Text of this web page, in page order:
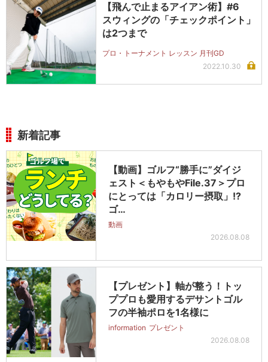
【飛んで止まるアイアン術】#6
スウィングの「チェックポイント」
は2つまで
プロ・トーナメント レッスン 月刊GD
2022.10.30
新着記事
【動画】ゴルフ“勝手に”ダイジ
ェスト＜もやもやFile.37＞プロ
にとっては「カロリー摂取」!?
ゴ…
動画
2026.08.08
【プレゼント】軸が整う！トッ
ププロも愛用するデサントゴル
フの半袖ポロを1名様に
information プレゼント
2026.08.08